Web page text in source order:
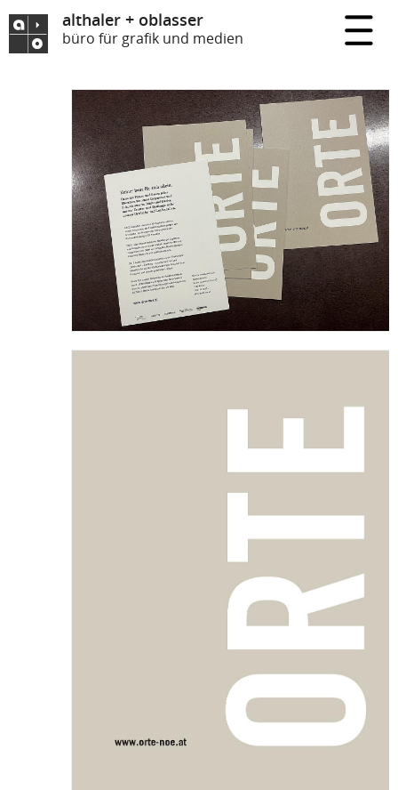
althaler + oblasser
büro für grafik und medien